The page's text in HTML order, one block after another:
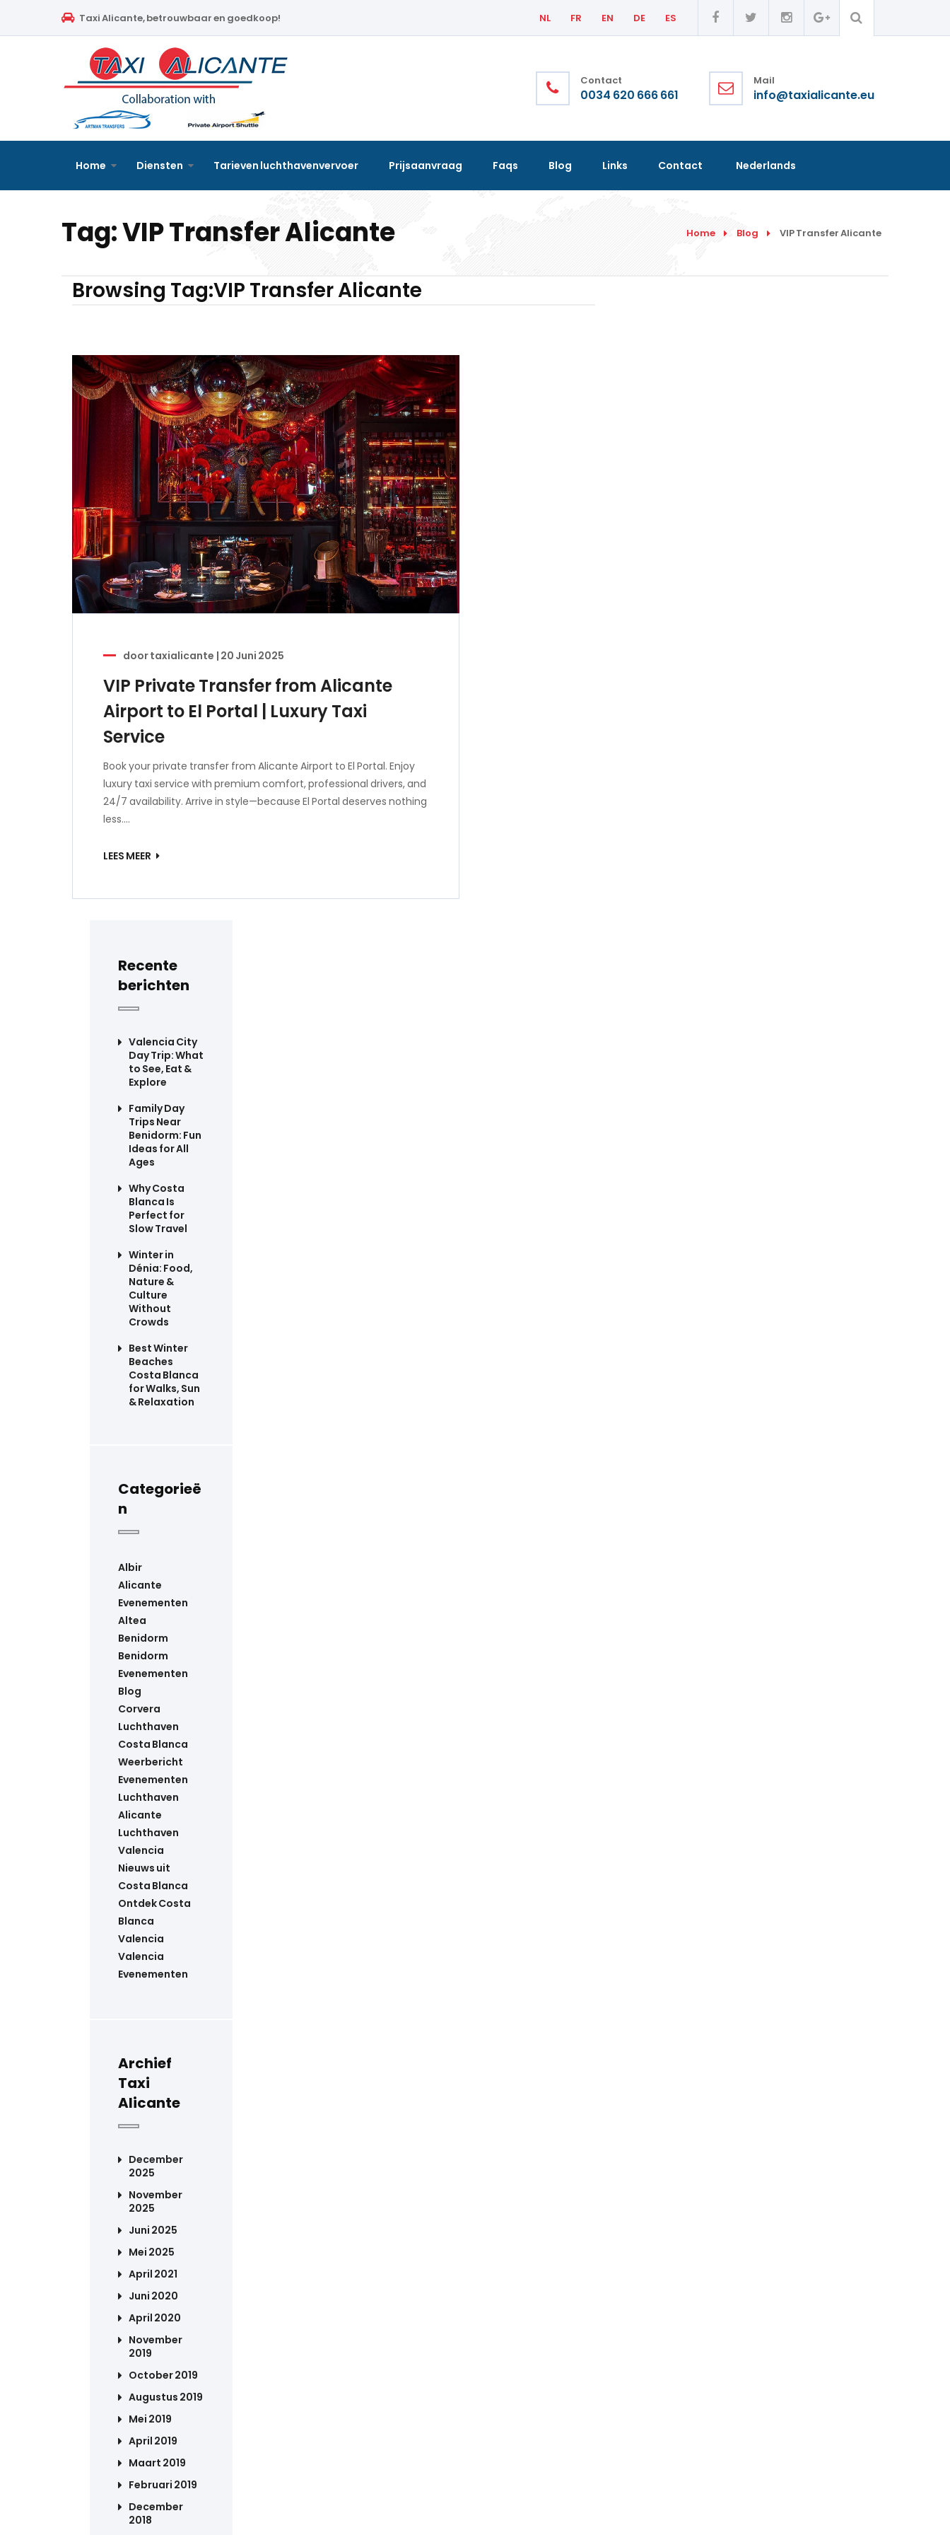
Tarieven luchthavenvervoer
Prijsaanvraag
Blog
Taxi Alicante, betrouwbaar en goedkoop! NL FR EN DE ES
Contact
0034 620 666 661
Mail
info@taxialicante.eu
Home Diensten Tarieven luchthavenvervoer Prijsaanvraag Faqs Blog Links Contact Nederlands
Tag:VIP Transfer Alicante Home Blog VIP Transfer Alicante
Browsing Tag:VIP Transfer Alicante
doortaxialicante | 20 Juni 2025
VIP Private Transfer from Alicante
Airport to El Portal | Luxury Taxi
Service
Book your private transfer from Alicante Airport to El Portal. Enjoy
luxury taxi service with premium comfort, professional drivers, and
24/7 availability. Arrive in style—because El Portal deserves nothing
less.…
LEES MEER
Recente
berichten
Valencia City
Day Trip: What
to See, Eat &
Explore
Family Day
Trips Near
Benidorm: Fun
Ideas for All
Ages
Why Costa
Blanca Is
Perfect for
Slow Travel
Winter in
Dénia: Food,
Nature &
Culture
Without
Crowds
Best Winter
Beaches
Costa Blanca
for Walks, Sun
& Relaxation
Categorieë
n
Albir
Alicante
Evenementen
Altea
Benidorm
Benidorm
Evenementen
Blog
Corvera
Luchthaven
Costa Blanca
Weerbericht
Evenementen
Luchthaven
Alicante
Luchthaven
Valencia
Nieuws uit
Costa Blanca
Ontdek Costa
Blanca
Valencia
Valencia
Evenementen
Archief
Taxi
Alicante
December
2025
November
2025
Juni 2025
Mei 2025
April 2021
Juni 2020
April 2020
November
2019
October 2019
Augustus 2019
Mei 2019
April 2019
Maart 2019
Februari 2019
December
2018